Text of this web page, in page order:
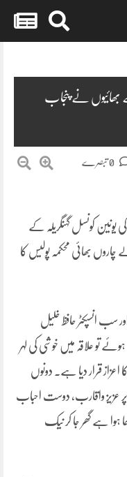
بھائیوں نے پنجاب
یونین کونسل گہنگریلہ کے
چاروں بھائی محکمہ پولیس کا
سب انسپکٹر حافظ خلیل
تو علاقہ میں خوشی کی لہر
اعزاز قرار دیا ہے۔ دونوں
عزیز واقارب، دوست احباب
ہوا ہے گھر جا کر نیک